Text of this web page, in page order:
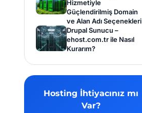
Hizmetiyle
Güçlendirilmiş Domain
ve Alan Adı Seçenekleri
Drupal Sunucu –
ehost.com.tr ile Nasıl
Kurarım?
Hosting İhtiyacınız mı
Var?